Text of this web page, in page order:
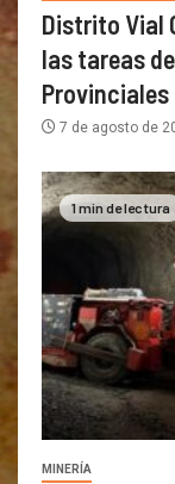
Distrito Vial
las tareas
Provinciales
7 de agosto de
1 min de lectura
MINERÍA